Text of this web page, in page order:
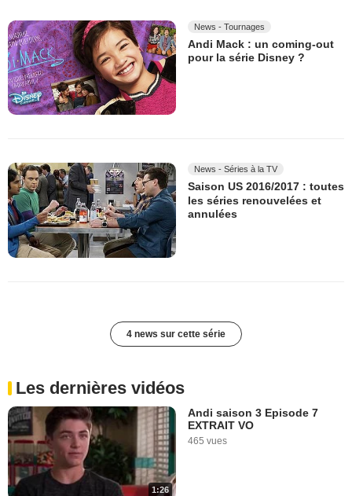
News - Tournages
Andi Mack : un coming-out
pour la série Disney ?
News - Séries à la TV
Saison US 2016/2017 : toutes
les séries renouvelées et
annulées
4 news sur cette série
Les dernières vidéos
1:26
Andi saison 3 Episode 7
EXTRAIT VO
465 vues